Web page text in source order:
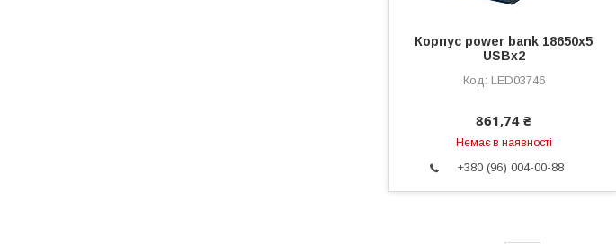
Корпус power bank 18650х5
USBх2
LED03746
861,74 ₴
Немає в наявності
+380 (96) 004-00-88